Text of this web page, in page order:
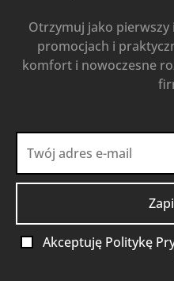
Otrzymuj jako
promocjach i
komfort i nowoczesne
Akceptuję Politykę